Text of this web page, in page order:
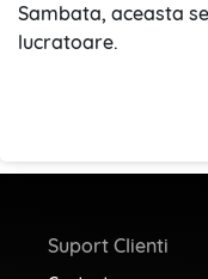
Sambata, aceasta
lucratoare.
Suport Clienti